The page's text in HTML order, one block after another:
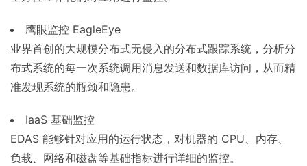
鹰眼监控 EagleEye
业界首创的大规模分布式无侵入的分布式跟踪系统，分析分
布式系统的每一次系统调用消息发送和数据库访问，从而精
准发现系统的瓶颈和隐患。
IaaS 基础监控
EDAS 能够针对应用的运行状态，对机器的 CPU、内存、
负载、网络和磁盘等基础指标进行详细的监控。